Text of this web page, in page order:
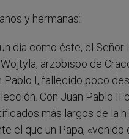
y hermanas:
día como éste, el Señor
arzobispo de
Pablo I, fallecido poco
Con Juan Pablo II
más largos de la
el que un Papa, «venido